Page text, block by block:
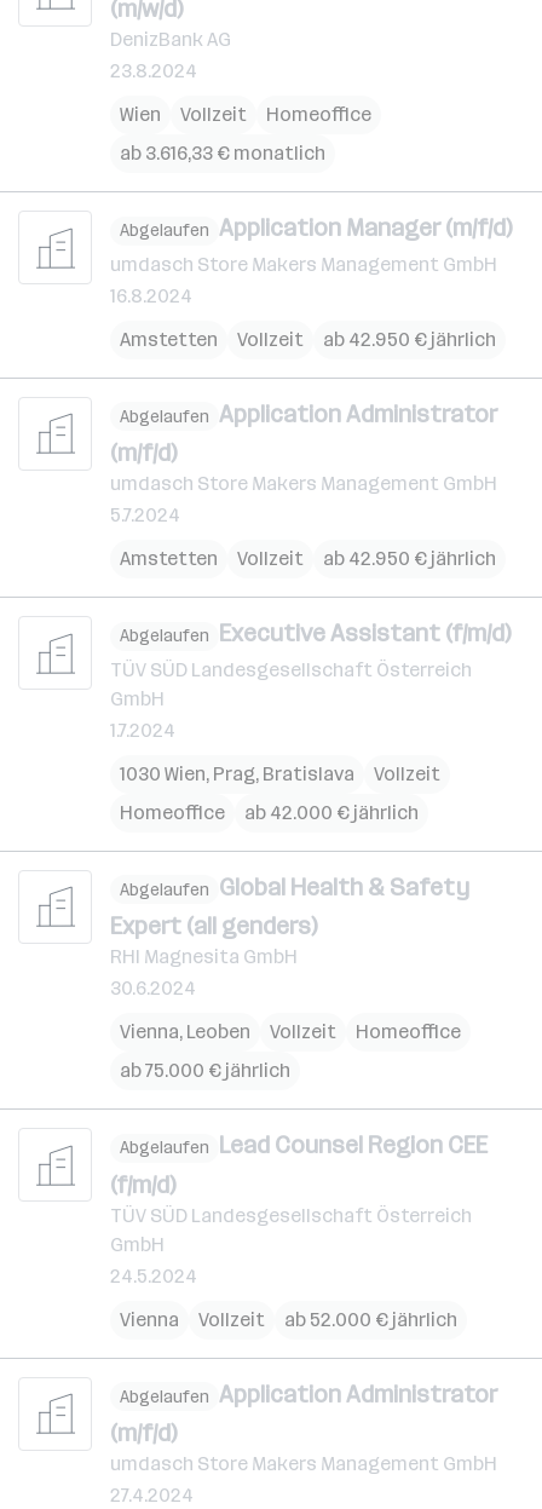
(m/w/d)
DenizBank AG
23.8.2024
Wien
Vollzeit
Homeoffice
ab 3.616,33 € monatlich
Abgelaufen Application Manager (m/f/d)
umdasch Store Makers Management GmbH
16.8.2024
Amstetten
Vollzeit ab 42.950 € jährlich
Abgelaufen Application Administrator
(m/f/d)
umdasch Store Makers Management GmbH
5.7.2024
Amstetten
Vollzeit ab 42.950 € jährlich
Abgelaufen Executive Assistant (f/m/d)
TÜV SÜD Landesgesellschaft Österreich
GmbH
1.7.2024
1030 Wien, Prag, Bratislava
Vollzeit
Homeoffice
ab 42.000 € jährlich
Abgelaufen Global Health & Safety
Expert (all genders)
RHI Magnesita GmbH
30.6.2024
Vienna, Leoben Vollzeit
Homeoffice
ab 75.000 € jährlich
Abgelaufen Lead Counsel Region CEE
(f/m/d)
TÜV SÜD Landesgesellschaft Österreich
GmbH
24.5.2024
Vienna
Vollzeit ab 52.000 € jährlich
Abgelaufen Application Administrator
(m/f/d)
umdasch Store Makers Management GmbH
27.4.2024